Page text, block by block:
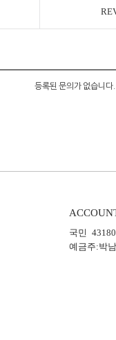
등록된 문의가 없습니다.
국민
예금주:박